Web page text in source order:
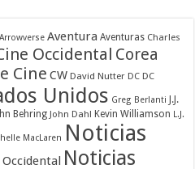
Arrowverse Aventura Aventuras Charles
Occidental Corea
Cine CW David Nutter DC DC
Unidos Greg Berlanti
J.J.
Behring John Dahl Kevin Williamson L.J.
MacLaren Noticias
Noticias